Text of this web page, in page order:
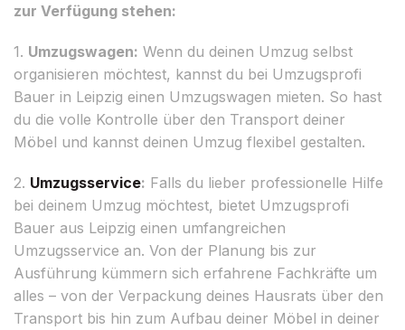
zur Verfügung stehen:
1. Umzugswagen: Wenn du deinen Umzug selbst
organisieren möchtest, kannst du bei Umzugsprofi
Bauer in Leipzig einen Umzugswagen mieten. So hast
du die volle Kontrolle über den Transport deiner
Möbel und kannst deinen Umzug flexibel gestalten.
2. Umzugsservice: Falls du lieber professionelle Hilfe
bei deinem Umzug möchtest, bietet Umzugsprofi
Bauer aus Leipzig einen umfangreichen
Umzugsservice an. Von der Planung bis zur
Ausführung kümmern sich erfahrene Fachkräfte um
alles – von der Verpackung deines Hausrats über den
Transport bis hin zum Aufbau deiner Möbel in deiner